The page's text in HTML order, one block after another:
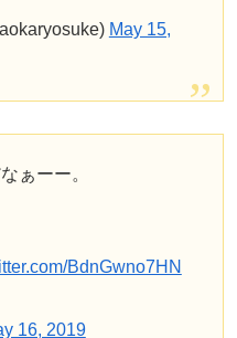
May 15,
ぁーー。
BdnGwno7HN
16, 2019